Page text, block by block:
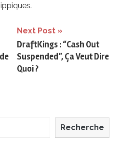
Next Post
DraftKings : “Cash Out
Suspended”, Ça Veut Dire
Quoi ?
Recherche